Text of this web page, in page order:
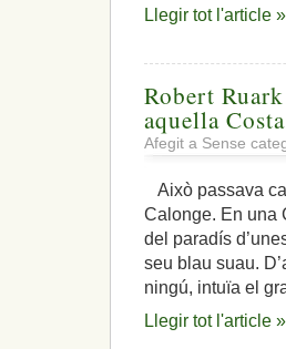
Llegir tot l'article »
Robert
aquella
Afegit a Sense
Això passava
Calonge. En una
del paradís
seu blau suau.
ningú, intuïa el
Llegir tot l'article »